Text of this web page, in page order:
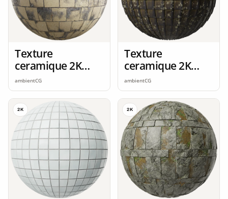
Texture
ceramique 2K
seamless
ambientCG
Texture
ceramique 2K
seamless
ambientCG
2K 2K